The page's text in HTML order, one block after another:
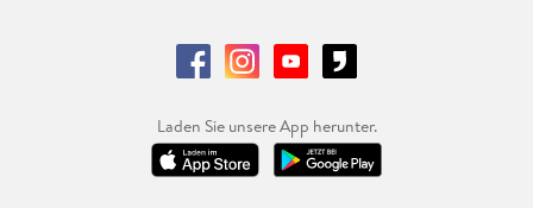
Laden Sie unsere App herunter.